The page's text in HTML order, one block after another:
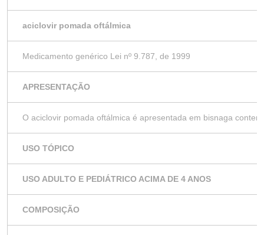
aciclovir pomada oftálmica
Medicamento genérico Lei nº 9.787, de 1999
APRESENTAÇÃO
O aciclovir pomada oftálmica é apresentada em bisnaga
USO TÓPICO
USO ADULTO E PEDIÁTRICO ACIMA DE 4 ANOS
COMPOSIÇÃO